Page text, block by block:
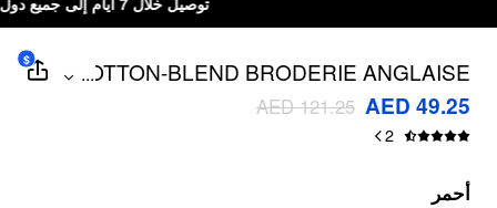
COTTON-BLEND BRODERIE ANGLAISE
KNOTTED BACKLESS RUFFLE HEM
TOP
...
AED 49.25
AED 121.25
2
$
أحمر